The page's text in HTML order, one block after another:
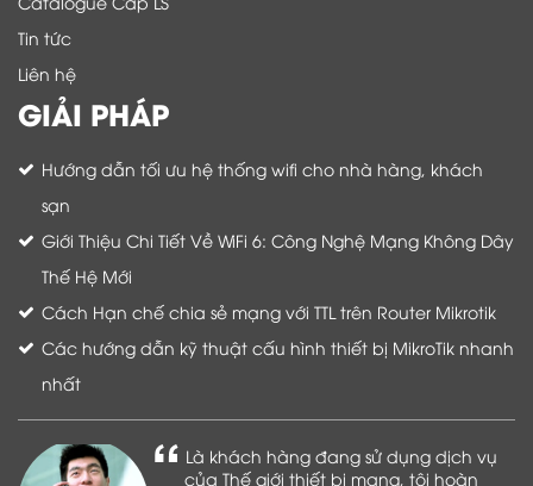
Tin tức
Liên hệ
GIẢI PHÁP
Hướng dẫn tối ưu hệ thống wifi cho nhà hàng, khách
sạn
Giới Thiệu Chi Tiết Về WiFi 6: Công Nghệ Mạng Không Dây
Thế Hệ Mới
Cách Hạn chế chia sẻ mạng với TTL trên Router Mikrotik
Các hướng dẫn kỹ thuật cấu hình thiết bị MikroTik nhanh
nhất
Là khách hàng đang sử dụng dịch vụ
của Thế giới thiết bị mạng, tôi hoàn